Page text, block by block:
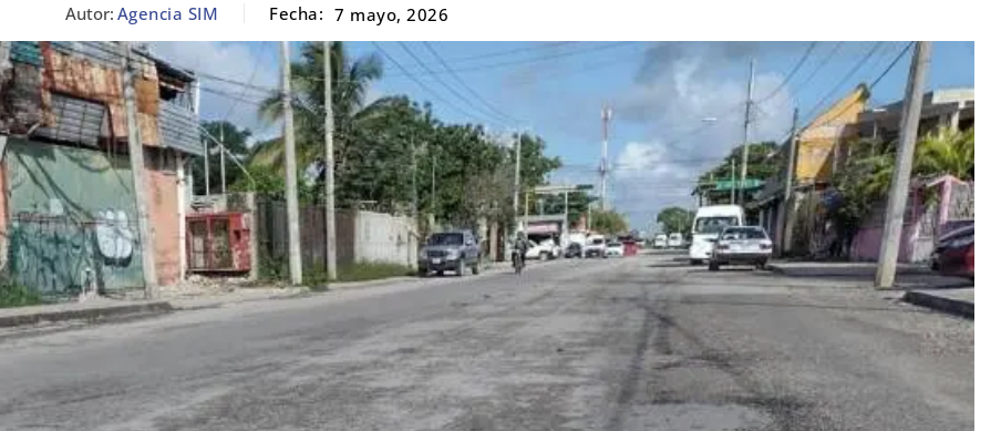
Autor: Agencia SIM Fecha: 7 mayo, 2026